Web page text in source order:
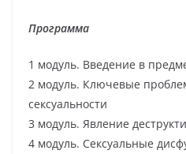
Программа
1 модуль. Введение в
2 модуль. Ключевые
сексуальности
3 модуль. Явление
4 модуль. Сексуальные